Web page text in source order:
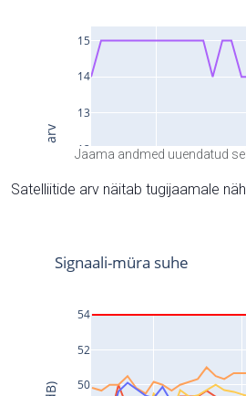
Jaama andmed uuendatud
Satelliitide arv näitab tugijaamale